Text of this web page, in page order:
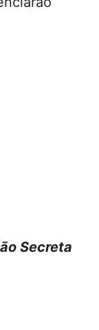
Secreta